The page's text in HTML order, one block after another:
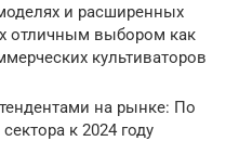
и расширенных
отличным выбором как
культиваторов
на рынке: По
к 2024 году